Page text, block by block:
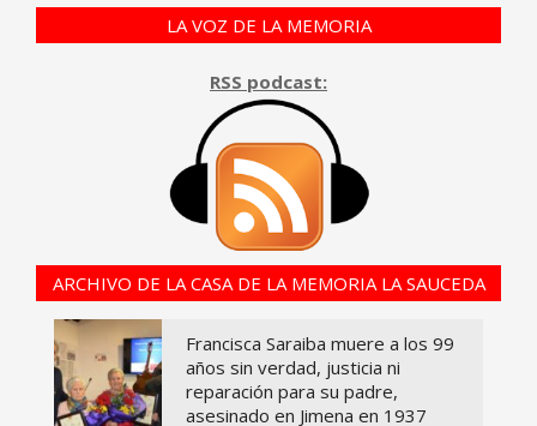
LA VOZ DE LA MEMORIA
RSS podcast:
ARCHIVO DE LA CASA DE LA MEMORIA LA SAUCEDA
Francisca Saraiba muere a los 99
años sin verdad, justicia ni
reparación para su padre,
asesinado en Jimena en 1937